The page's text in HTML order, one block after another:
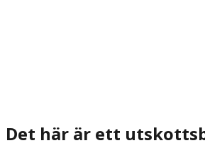
Det här är ett